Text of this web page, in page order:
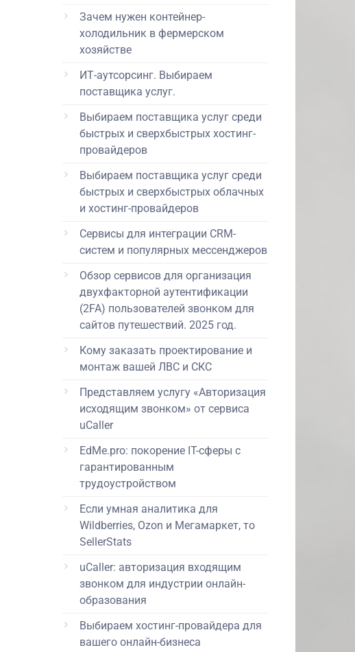
Зачем нужен контейнер-
холодильник в фермерском
хозяйстве
ИТ-аутсорсинг. Выбираем
поставщика услуг.
Выбираем поставщика услуг среди
быстрых и сверхбыстрых хостинг-
провайдеров
Выбираем поставщика услуг среди
быстрых и сверхбыстрых облачных
и хостинг-провайдеров
Сервисы для интеграции CRM-
систем и популярных мессенджеров
Обзор сервисов для организация
двухфакторной аутентификации
(2FA) пользователей звонком для
сайтов путешествий. 2025 год.
Кому заказать проектирование и
монтаж вашей ЛВС и СКС
Представляем услугу «Авторизация
исходящим звонком» от сервиса
uCaller
EdMe.pro: покорение IT-сферы с
гарантированным
трудоустройством
Если умная аналитика для
Wildberries, Ozon и Мегамаркет, то
SellerStats
uCaller: авторизация входящим
звонком для индустрии онлайн-
образования
Выбираем хостинг-провайдера для
вашего онлайн-бизнеса